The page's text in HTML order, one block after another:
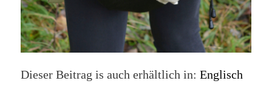
Dieser Beitrag is auch erhältlich in: Englisch